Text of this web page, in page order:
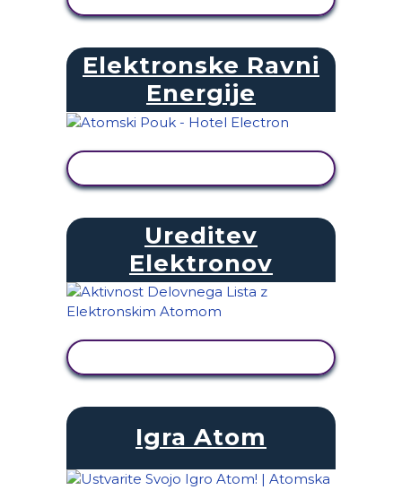
Elektronske Ravni
Energije
Ureditev
Elektronov
Igra Atom